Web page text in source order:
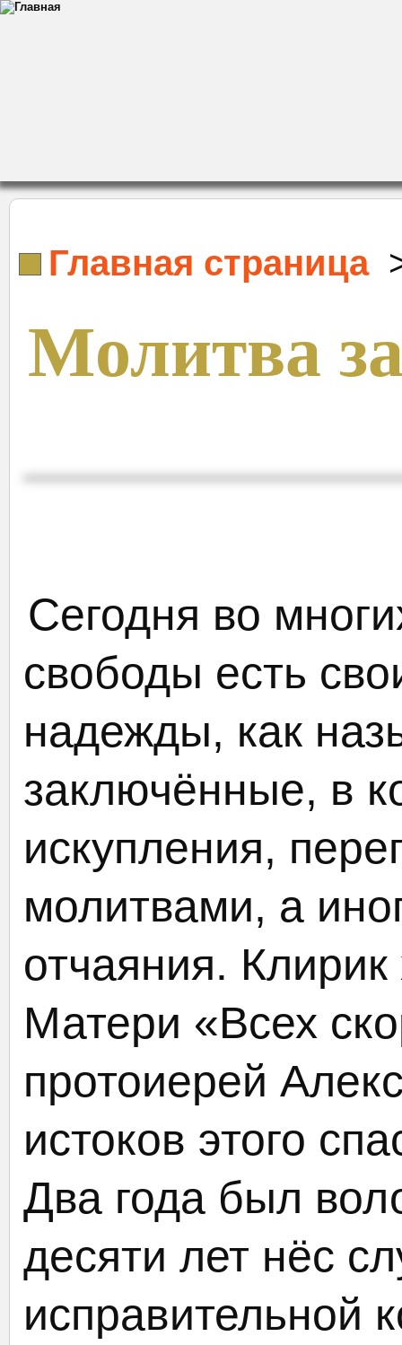
Главная страница
Молитва
Сегодня во
свободы есть
надежды, как
заключённые, в
искупления,
молитвами, а
отчаяния.
Матери «Всех
протоиерей
истоков этого
Два года был
десяти лет нёс
исправительной